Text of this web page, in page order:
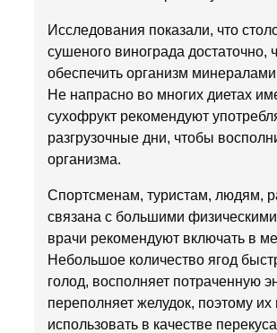
Исследования показали, что
сушеного винограда достаточно,
обеспечить организм минералами
Не напрасно во многих диетах
сухофрукт рекомендуют
разгрузочные дни, чтобы
организма.
Спортсменам, туристам, людям,
связана с большими физическими
врачи рекомендуют включать в
Небольшое количество ягод
голод, восполняет потраченную
переполняет желудок, поэтому
использовать в качестве